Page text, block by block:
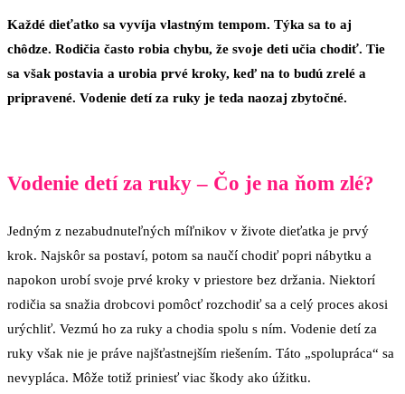
Každé dieťatko sa vyvíja vlastným tempom. Týka sa to aj
chôdze. Rodičia často robia chybu, že svoje deti učia chodiť. Tie
sa však postavia a urobia prvé kroky, keď na to budú zrelé a
pripravené. Vodenie detí za ruky je teda naozaj zbytočné.
Vodenie detí za ruky – Čo je na ňom zlé?
Jedným z nezabudnuteľných míľnikov v živote dieťatka je prvý
krok. Najskôr sa postaví, potom sa naučí chodiť popri nábytku a
napokon urobí svoje prvé kroky v priestore bez držania. Niektorí
rodičia sa snažia drobcovi pomôcť rozchodiť sa a celý proces akosi
urýchliť. Vezmú ho za ruky a chodia spolu s ním. Vodenie detí za
ruky však nie je práve najšťastnejším riešením. Táto „spolupráca“ sa
nevypláca. Môže totiž priniesť viac škody ako úžitku.